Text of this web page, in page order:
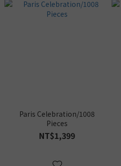
Paris Celebration/1008
Pieces
NT$1,399